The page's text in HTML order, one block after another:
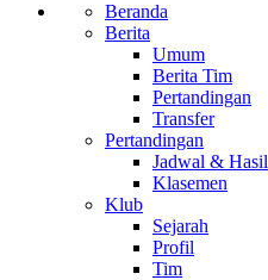
Beranda
Berita
Umum
Berita Tim
Pertandingan
Transfer
Pertandingan
Jadwal & Hasil
Klasemen
Klub
Sejarah
Profil
Tim